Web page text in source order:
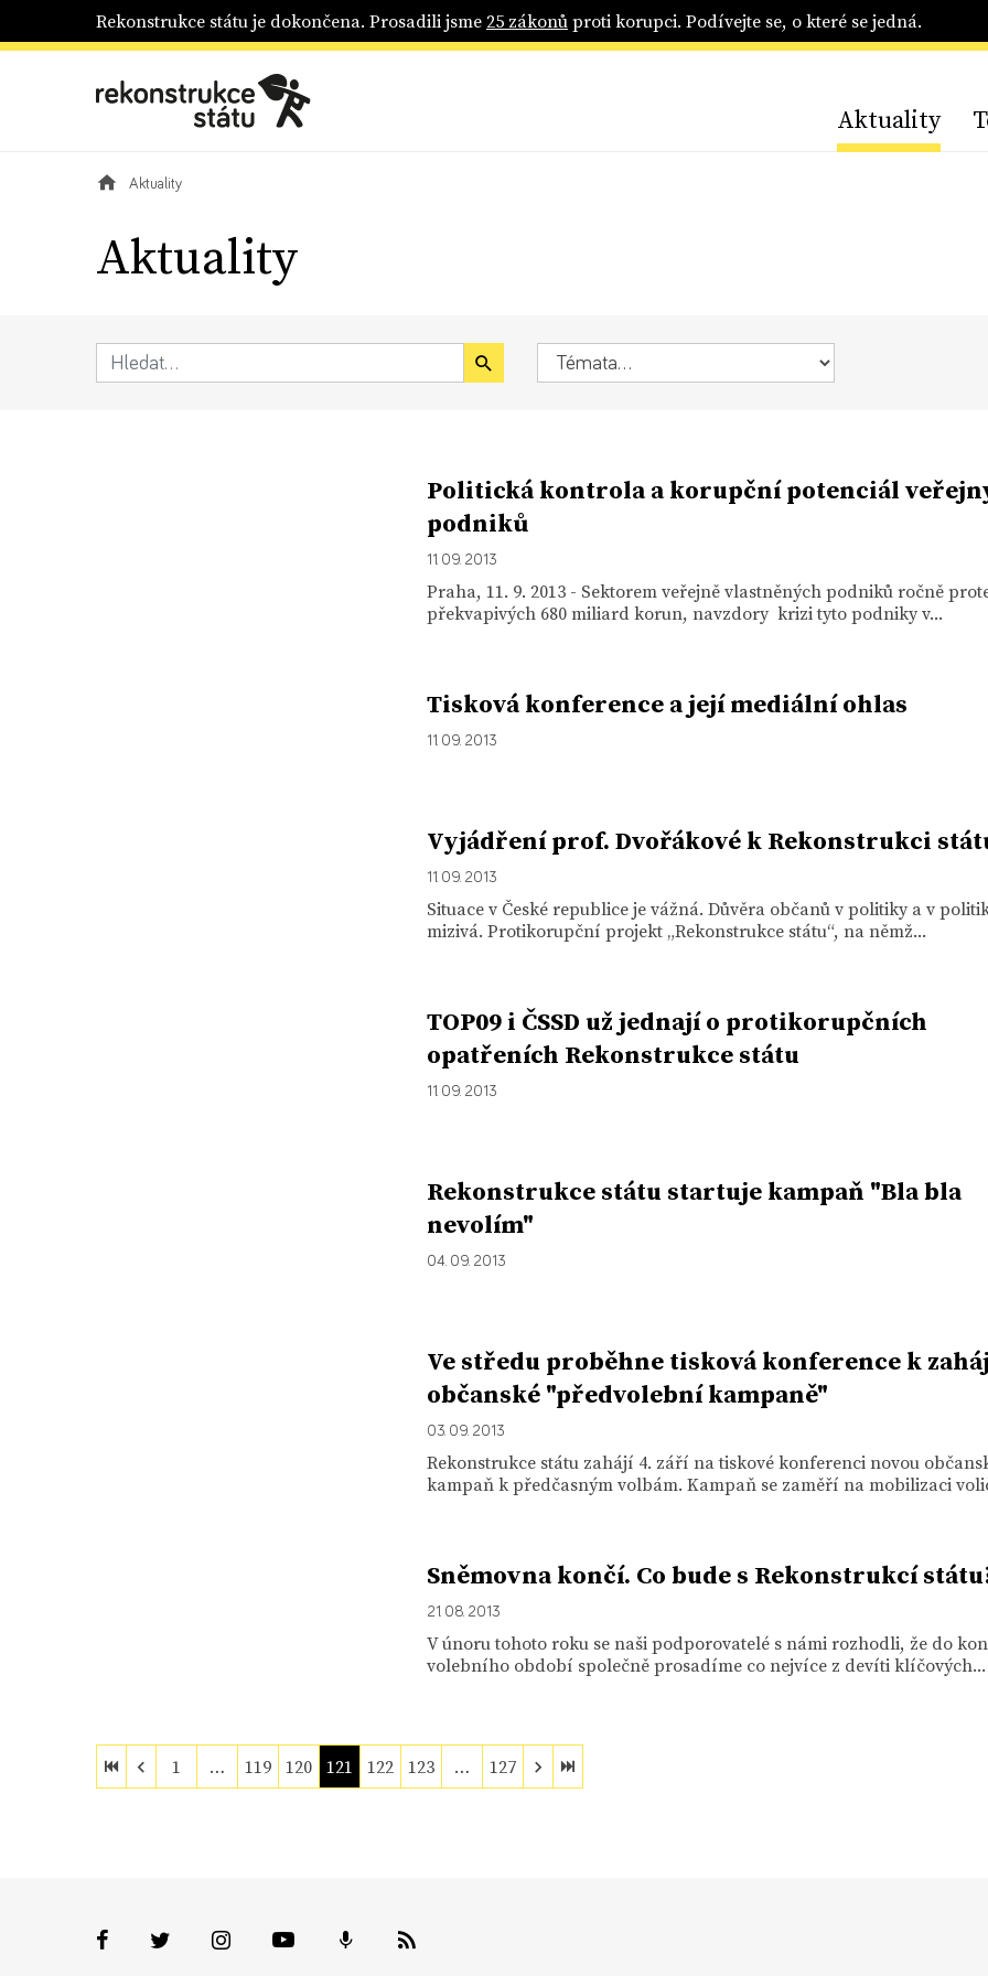
Rekonstrukce státu je dokončena. Prosadili jsme25 zákonůproti korupci. Podívejte se, o které se jedná.
Aktuality
Aktuality
Aktuality
Politická kontrola a korupční potenciál
podniků
11. 09. 2013
Praha, 11. 9. 2013 - Sektorem veřejně vlastněných podniků ročně
překvapivých 680 miliard korun, navzdory krizi tyto podniky v...
Tisková konference a její mediální ohlas
11. 09. 2013
Vyjádření prof. Dvořákové k Rekonstrukci
11. 09. 2013
Situace v České republice je vážná. Důvěra občanů v politiky a v
mizivá. Protikorupční projekt „Rekonstrukce státu“, na němž...
TOP09 i ČSSD už jednají o protikorupčních
opatřeních Rekonstrukce státu
11. 09. 2013
Rekonstrukce státu startuje kampaň "Bla bla
nevolím"
04. 09. 2013
Ve středu proběhne tisková konference k
občanské "předvolební kampaně"
03. 09. 2013
Rekonstrukce státu zahájí 4. září na tiskové konferenci novou
kampaň k předčasným volbám. Kampaň se zaměří na mobilizaci
Sněmovna končí. Co bude s Rekonstrukcí
21. 08. 2013
V únoru tohoto roku se naši podporovatelé s námi rozhodli, že do
volebního období společně prosadíme co nejvíce z devíti klíčových...
1 … 119 120 121 122 123 … 127